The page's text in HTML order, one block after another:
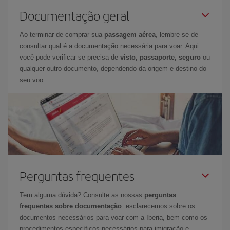
Documentação geral
Ao terminar de comprar sua passagem aérea, lembre-se de
consultar qual é a documentação necessária para voar. Aqui
você pode verificar se precisa de visto, passaporte, seguro ou
qualquer outro documento, dependendo da origem e destino do
seu voo.
Perguntas frequentes
Tem alguma dúvida? Consulte as nossas perguntas
frequentes sobre documentação: esclarecemos sobre os
documentos necessários para voar com a Iberia, bem como os